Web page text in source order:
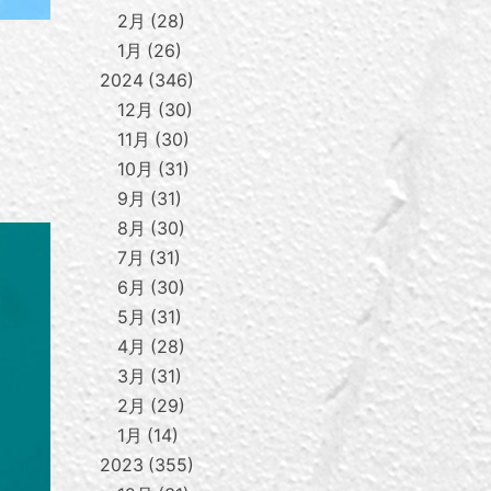
2月
28
1月
26
2024 346
12月 30
11月
30
10月
31
9月
31
8月
30
7月
31
6月
30
5月
31
4月
28
3月
31
2月
29
1月
14
2023 355